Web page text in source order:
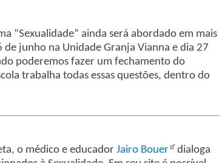
“Sexualidade” ainda será abordado em mais
junho na Unidade Granja Vianna e dia 27
poderemos fazer um fechamento do
trabalha todas essas questões, dentro do
o médico e educador Jairo Bouer
dialoga